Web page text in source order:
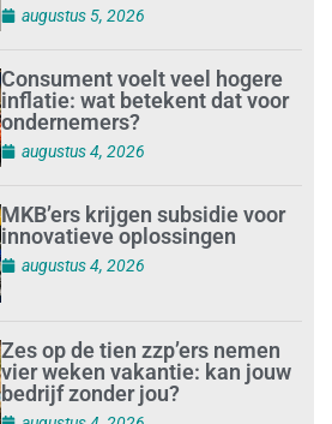
augustus 5, 2026
Consument voelt veel hogere
inflatie: wat betekent dat voor
ondernemers?
augustus 4, 2026
MKB’ers krijgen subsidie voor
innovatieve oplossingen
augustus 4, 2026
Zes op de tien zzp’ers nemen
vier weken vakantie: kan jouw
bedrijf zonder jou?